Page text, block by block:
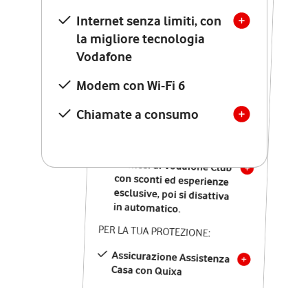
Internet senza limiti, con
la migliore tecnologia
Vodafone
Modem con Wi-Fi 6
Chiamate a consumo
Internet senza limiti, con
la migliore tecnologia
Vodafone
Modem Seven con Wi-Fi 7
Chiamate illimitate verso
numeri fissi e mobili
nazionali
12 mesi di Vodafone Club
con sconti ed esperienze
esclusive, poi si disattiva
in automatico.
PER LA TUA PROTEZIONE:
Assicurazione Assistenza
Casa con Quixa